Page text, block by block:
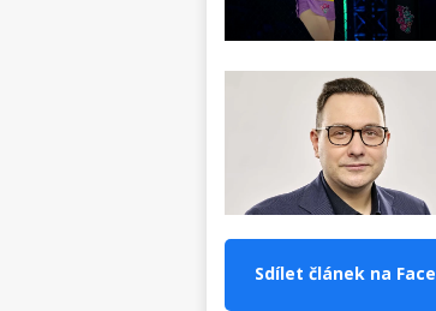
Sdílet článek na